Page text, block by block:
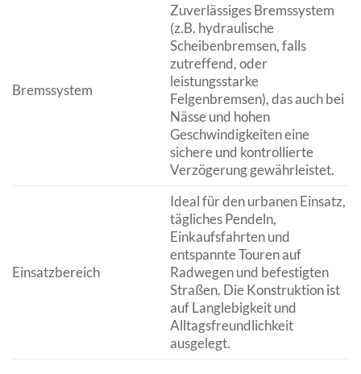
Bremssystem
Zuverlässiges Bremssystem
(z.B. hydraulische
Scheibenbremsen, falls
zutreffend, oder
leistungsstarke
Felgenbremsen), das auch bei
Nässe und hohen
Geschwindigkeiten eine
sichere und kontrollierte
Verzögerung gewährleistet.
Einsatzbereich
Ideal für den urbanen Einsatz,
tägliches Pendeln,
Einkaufsfahrten und
entspannte Touren auf
Radwegen und befestigten
Straßen. Die Konstruktion ist
auf Langlebigkeit und
Alltagsfreundlichkeit
ausgelegt.